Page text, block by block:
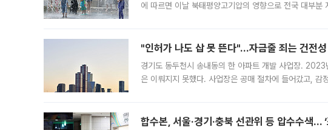
에 따르면 이날 북태평양고기압의 영향으로 전국 대부
"인허가 나도 삽 못 뜬다"…자금줄 죄는 건전
경기도 동두천시 송내동의 한 아파트 개발 사업장.
은 이뤄지지 못했다. 사업장은 공매 절차에 들어갔고,
합수본, 서울·경기·충북 선관위 등 압수수색…